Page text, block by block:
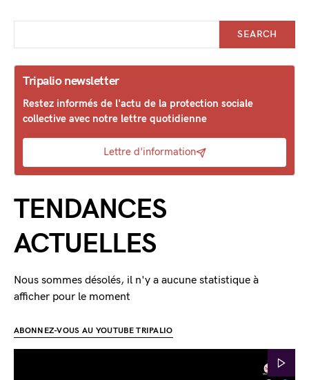
SEARCH
Tripalio newsletter
Restez informés de l'actu de la protection sociale
collective avec notre lettre quotidienne
Lettre d'information
TENDANCES
ACTUELLES
Nous sommes désolés, il n'y a aucune statistique à
afficher pour le moment
ABONNEZ-VOUS AU YOUTUBE TRIPALIO